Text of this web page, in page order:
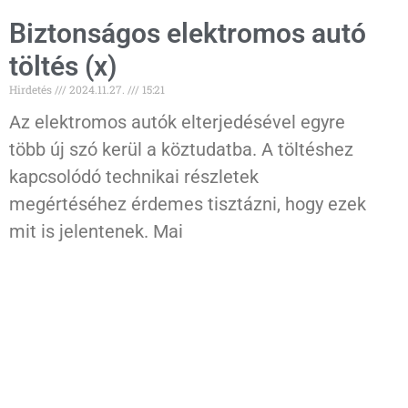
Biztonságos elektromos autó
töltés (x)
Hirdetés 2024.11.27. 15:21
Az elektromos autók elterjedésével egyre
több új szó kerül a köztudatba. A töltéshez
kapcsolódó technikai részletek
megértéséhez érdemes tisztázni, hogy ezek
mit is jelentenek. Mai